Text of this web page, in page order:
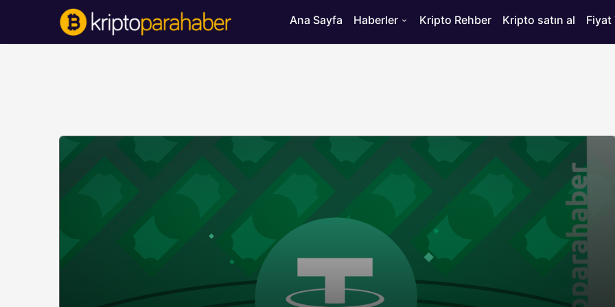
Ana Sayfa Haberler Kripto Rehber Kripto satın al Fiyat
BITCOIN HABERLERI HABERLER